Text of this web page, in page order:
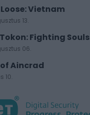
Vietnam
13.
Fighting Souls
06.
Aincrad
10.